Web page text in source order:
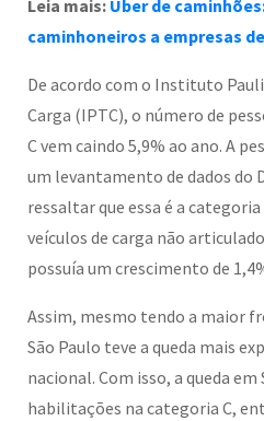
Leia mais: Uber de
caminhoneiros a empresas
De acordo com o Instituto
Carga (IPTC), o número de
C vem caindo 5,9% ao ano. A
um levantamento de dados do
ressaltar que essa é a
veículos de carga não
possuía um crescimento de
Assim, mesmo tendo a maior
São Paulo teve a queda mais
nacional. Com isso, a queda em
habilitações na categoria C,